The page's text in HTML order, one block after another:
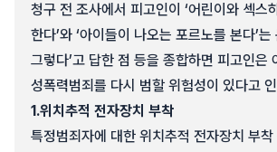
청구 전 조사에서 피고인이 ‘어린이와 섹스
한다’와 ‘아이들이 나오는 포르노를 본다’는
그렇다’고 답한 점 등을 종합하면 피고인은
성폭력범죄를 다시 범할 위험성이 있다고
1.위치추적 전자장치 부착
특정범죄자에 대한 위치추적 전자장치 부